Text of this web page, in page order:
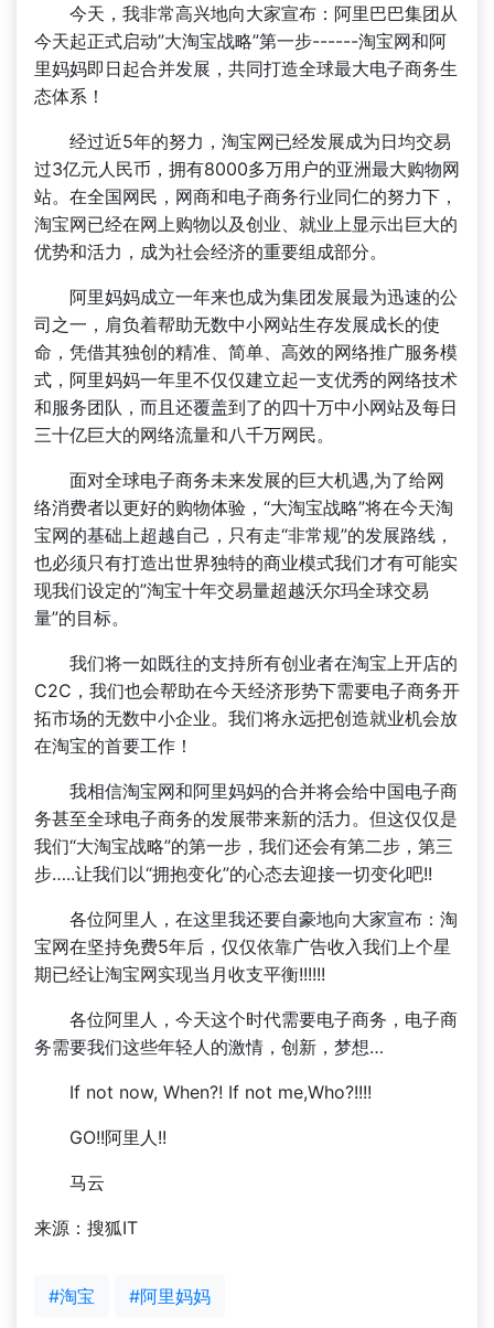
今天，我非常高兴地向大家宣布：阿里巴巴集团从
今天起正式启动”大淘宝战略”第一步------淘宝网和阿
里妈妈即日起合并发展，共同打造全球最大电子商务生
态体系！
经过近5年的努力，淘宝网已经发展成为日均交易
过3亿元人民币，拥有8000多万用户的亚洲最大购物网
站。在全国网民，网商和电子商务行业同仁的努力下，
淘宝网已经在网上购物以及创业、就业上显示出巨大的
优势和活力，成为社会经济的重要组成部分。
阿里妈妈成立一年来也成为集团发展最为迅速的公
司之一，肩负着帮助无数中小网站生存发展成长的使
命，凭借其独创的精准、简单、高效的网络推广服务模
式，阿里妈妈一年里不仅仅建立起一支优秀的网络技术
和服务团队，而且还覆盖到了的四十万中小网站及每日
三十亿巨大的网络流量和八千万网民。
面对全球电子商务未来发展的巨大机遇,为了给网
络消费者以更好的购物体验，“大淘宝战略”将在今天淘
宝网的基础上超越自己，只有走“非常规”的发展路线，
也必须只有打造出世界独特的商业模式我们才有可能实
现我们设定的”淘宝十年交易量超越沃尔玛全球交易
量”的目标。
我们将一如既往的支持所有创业者在淘宝上开店的
C2C，我们也会帮助在今天经济形势下需要电子商务开
拓市场的无数中小企业。我们将永远把创造就业机会放
在淘宝的首要工作！
我相信淘宝网和阿里妈妈的合并将会给中国电子商
务甚至全球电子商务的发展带来新的活力。但这仅仅是
我们“大淘宝战略”的第一步，我们还会有第二步，第三
步…..让我们以“拥抱变化”的心态去迎接一切变化吧!!
各位阿里人，在这里我还要自豪地向大家宣布：淘
宝网在坚持免费5年后，仅仅依靠广告收入我们上个星
期已经让淘宝网实现当月收支平衡!!!!!!
各位阿里人，今天这个时代需要电子商务，电子商
务需要我们这些年轻人的激情，创新，梦想…
If not now, When?! If not me,Who?!!!!
GO!!阿里人!!
马云
来源：搜狐IT
#淘宝 #阿里妈妈